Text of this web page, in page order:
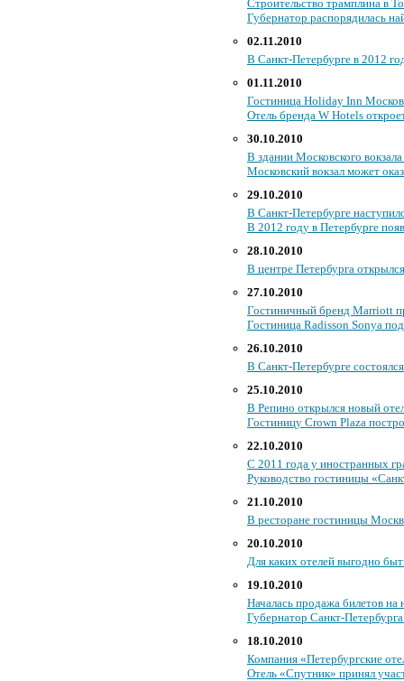
Строительство трамплина в
Губернатор распорядилась
02.11.2010
В Санкт-Петербурге в 2012
01.11.2010
Гостиница Holiday Inn
Отель бренда W Hotels
30.10.2010
В здании Московского
Московский вокзал может
29.10.2010
В Санкт-Петербурге
В 2012 году в Петербурге
28.10.2010
В центре Петербурга
27.10.2010
Гостиничный бренд Marriott
Гостиница Radisson Sonya
26.10.2010
В Санкт-Петербурге
25.10.2010
В Репино открылся новый
Гостиницу Crown Plaza
22.10.2010
С 2011 года у иностранных
Руководство гостиницы
21.10.2010
В ресторане гостиницы
20.10.2010
Для каких отелей выгодно
19.10.2010
Началась продажа билетов
Губернатор Санкт-
18.10.2010
Компания «Петербургские
Отель «Спутник» принял